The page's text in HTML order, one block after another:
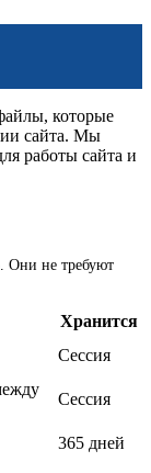
которые
сайта. Мы
работы сайта и
Они не требуют
Хранится
Сессия
Сессия
365 дней